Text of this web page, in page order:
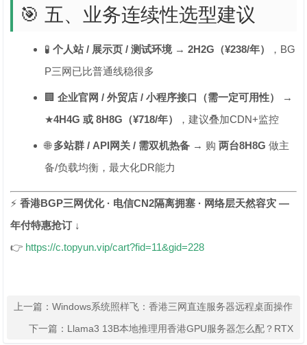
🎯 五、业务连续性选型建议
🧪个人站 / 展示页 / 测试环境→2H2G（¥238/年）
，BG
P三网已比普通线稳很多
🏢企业官网 / 外贸店 / 小程序接口（需一定可用性）
→
★4H4G 或 8H8G（¥718/年） ，建议叠加CDN+监控
🌐多站群 / API网关 / 需双机热备 → 购两台8H8G 做主
备/负载均衡，最大化DR能力
⚡香港BGP三网优化 · 电信CN2隔离拥塞 · 网络层天然容灾 —
年付特惠抢订 ↓
👉 https://c.topyun.vip/cart?fid=11&gid=228
上一篇：Windows系统照样飞：香港三网直连服务器远程桌面操作
0延迟下一篇： Llama3 13B本地推理用香港GPU服务器怎么配？RTX